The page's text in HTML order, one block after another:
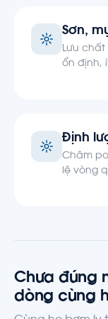
Sơn,
Lưu
ổn định,
Định
Châm
lệ vòng
Chưa đúng
dòng cùng